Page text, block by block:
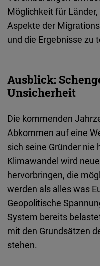
Möglichkeitfür
Aspekte der
und die Ergebnisse zu
Ausblick:
Unsicherheit
Die kommenden
Abkommen auf eine
sich seine Gründer nie
Klimawandel wird
hervorbringen, die
werden als alleswas
Geopolitische
System bereits
mit den Grundsätzen
stehen.